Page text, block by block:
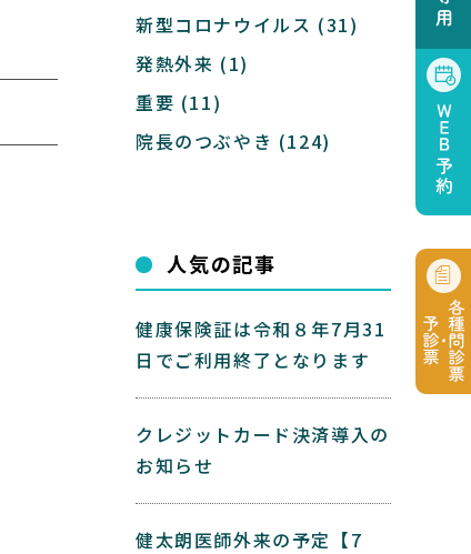
新型コロナウイルス (31)
発熱外来 (1)
重要 (11)
院長のつぶやき (124)
人気の記事
健康保険証は令和８年7月31
日でご利用終了となります
クレジットカード決済導入の
お知らせ
健太朗医師外来の予定【7